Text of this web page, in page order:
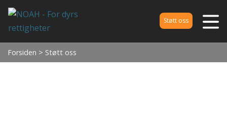
Støtt oss
Forsiden > Støtt oss